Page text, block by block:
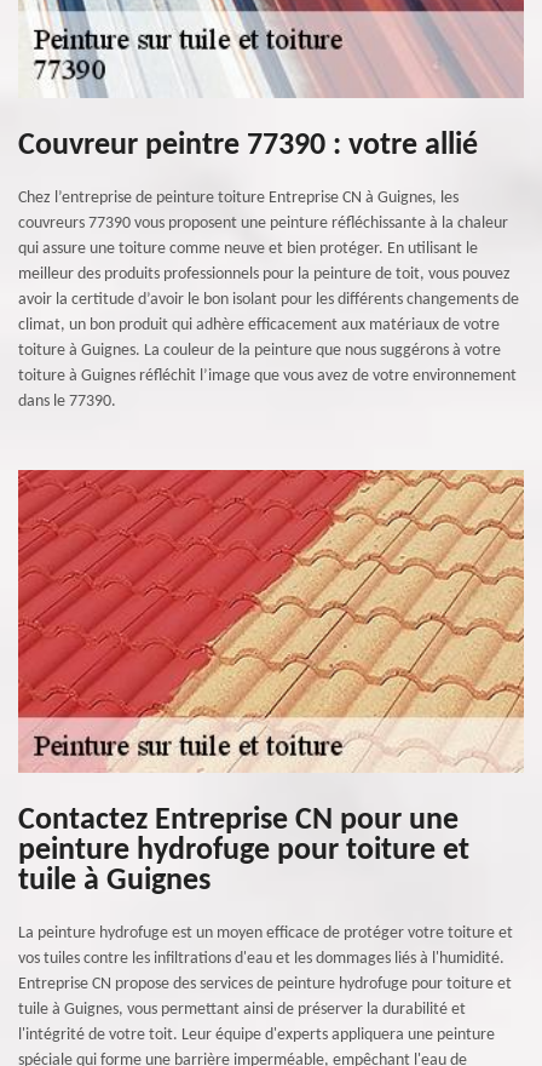
Couvreur peintre 77390 : votre allié
Chez l’entreprise de peinture toiture Entreprise CN à Guignes, les
couvreurs 77390 vous proposent une peinture réfléchissante à la chaleur
qui assure une toiture comme neuve et bien protéger. En utilisant le
meilleur des produits professionnels pour la peinture de toit, vous pouvez
avoir la certitude d’avoir le bon isolant pour les différents changements de
climat, un bon produit qui adhère efficacement aux matériaux de votre
toiture à Guignes. La couleur de la peinture que nous suggérons à votre
toiture à Guignes réfléchit l’image que vous avez de votre environnement
dans le 77390.
Contactez Entreprise CN pour une
peinture hydrofuge pour toiture et
tuile à Guignes
La peinture hydrofuge est un moyen efficace de protéger votre toiture et
vos tuiles contre les infiltrations d'eau et les dommages liés à l'humidité.
Entreprise CN propose des services de peinture hydrofuge pour toiture et
tuile à Guignes, vous permettant ainsi de préserver la durabilité et
l'intégrité de votre toit. Leur équipe d'experts appliquera une peinture
spéciale qui forme une barrière imperméable, empêchant l'eau de